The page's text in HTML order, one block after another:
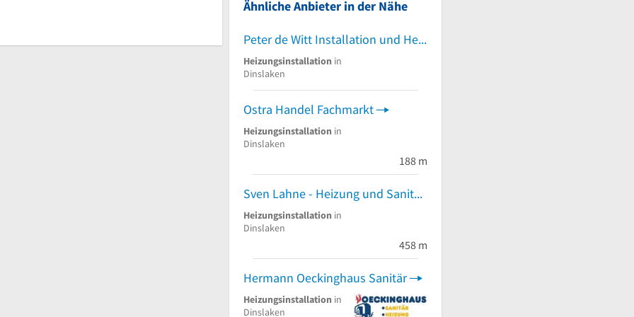
Ähnliche Anbieter in der Nähe
Peter de Witt Installation und Heizungsbau
Heizungsinstallation in
Dinslaken
Ostra Handel Fachmarkt
Heizungsinstallation in
Dinslaken
188 m
Sven Lahne - Heizung und Sanitär
Heizungsinstallation in
Dinslaken
458 m
Hermann Oeckinghaus Sanitär
Heizungsinstallation in
Dinslaken